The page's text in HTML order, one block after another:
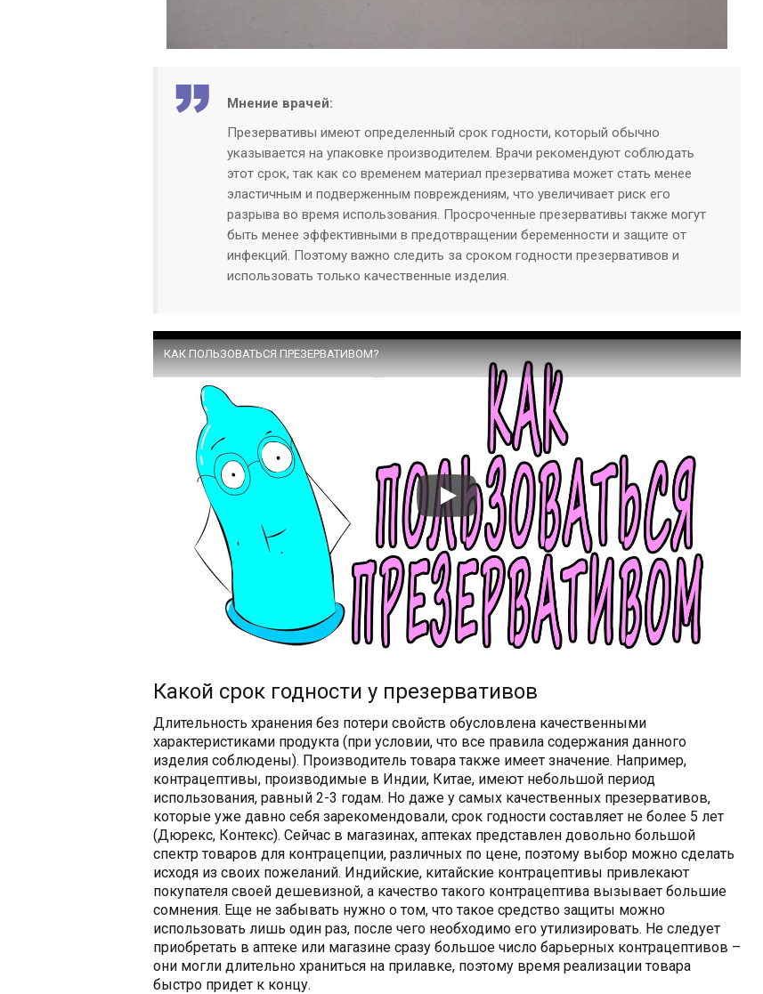
Мнение врачей:
Презервативы имеют определенный срок годности, который обычно
указывается на упаковке производителем. Врачи рекомендуют соблюдать
этот срок, так как со временем материал презерватива может стать менее
эластичным и подверженным повреждениям, что увеличивает риск его
разрыва во время использования. Просроченные презервативы также могут
быть менее эффективными в предотвращении беременности и защите от
инфекций. Поэтому важно следить за сроком годности презервативов и
использовать только качественные изделия.
КАК ПОЛЬЗОВАТЬСЯ ПРЕЗЕРВАТИВОМ?
Какой срок годности у презервативов
Длительность хранения без потери свойств обусловлена качественными
характеристиками продукта (при условии, что все правила содержания данного
изделия соблюдены). Производитель товара также имеет значение. Например,
контрацептивы, производимые в Индии, Китае, имеют небольшой период
использования, равный 2-3 годам. Но даже у самых качественных презервативов,
которые уже давно себя зарекомендовали, срок годности составляет не более 5 лет
(Дюрекс, Контекс). Сейчас в магазинах, аптеках представлен довольно большой
спектр товаров для контрацепции, различных по цене, поэтому выбор можно сделать
исходя из своих пожеланий. Индийские, китайские контрацептивы привлекают
покупателя своей дешевизной, а качество такого контрацептива вызывает большие
сомнения. Еще не забывать нужно о том, что такое средство защиты можно
использовать лишь один раз, после чего необходимо его утилизировать. Не следует
приобретать в аптеке или магазине сразу большое число барьерных контрацептивов –
они могли длительно храниться на прилавке, поэтому время реализации товара
быстро придет к концу.